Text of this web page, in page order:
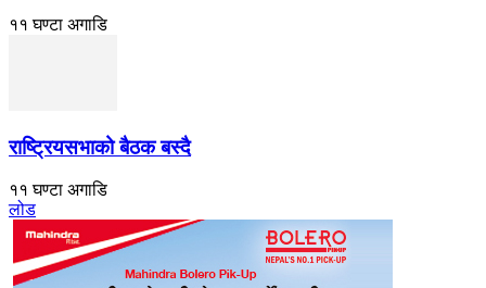
११ घण्टा अगाडि
राष्ट्रियसभाको बैठक बस्दै
११ घण्टा अगाडि
लोड